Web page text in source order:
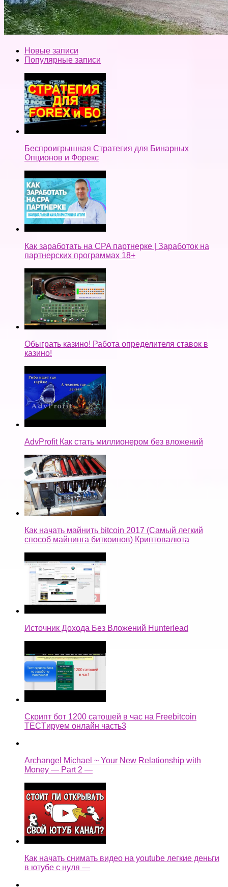
Новые записи
Популярные записи
Беспроигрышная Стратегия для Бинарных
Опционов и Форекс
Как заработать на CPA партнерке | Заработок на
партнерских программах 18+
Обыграть казино! Работа определителя ставок в
казино!
AdvProfit Как стать миллионером без вложений
Как начать майнить bitcoin 2017 (Самый легкий
способ майнинга биткоинов) Криптовалюта
Источник Дохода Без Вложений Hunterlead
Скрипт бот 1200 сатошей в час на Freebitcoin
TECTируем онлайн часть3
Archangel Michael ~ Your New Relationship with
Money — Part 2 —
Как начать снимать видео на youtube легкие деньги
в ютубе с нуля —